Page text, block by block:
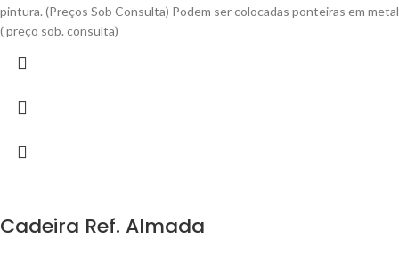
pintura. (Preços Sob Consulta) Podem ser colocadas ponteiras em metal
( preço sob. consulta)
Cadeira Ref. Almada